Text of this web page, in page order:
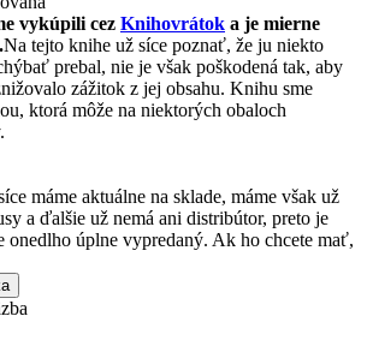
vykúpili cez Knihovrátok a je mierne
Na tejto knihe už síce poznať, že ju niekto
prebal, nie je však poškodená tak, aby
zážitok z jej obsahu. Knihu sme
ktorá môže na niektorých obaloch
máme aktuálne na sklade, máme však už
a ďalšie už nemá ani distribútor, preto je
onedlho úplne vypredaný. Ak ho chcete mať,